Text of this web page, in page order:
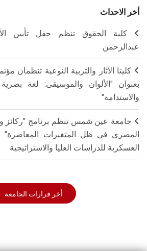
أخر الاحداث
كلية الحقوق تنظم حفل تأبين
عبدالرحمن
كليتا الآثار والتربية النوعية تنظمان
بعنوان "الألوان والموسيقى: لغة
والاستدامة"
جامعة عين شمس تنظم برنامج "ركائز
المصري في ظل المتغيرات المعاصرة"
العسكرية للدراسات العليا والاستراتيجية
أخر قرارات الجامعة